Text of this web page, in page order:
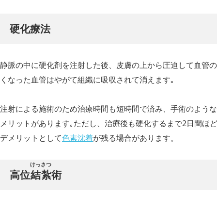
硬化療法
静脈の中に硬化剤を注射した後、皮膚の上から圧迫して血管
くなった血管はやがて組織に吸収されて消えます｡
注射による施術のため治療時間も短時間で済み、手術のよう
メリットがあります｡ただし、治療後も硬化するまで2日間ほ
デメリットとして色素沈着が残る場合があります。
高位結紮
けっさつ
術